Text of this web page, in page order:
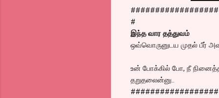
#
இந்த வார தத்துவம்
ஒவ்வொருனுடய முதல் பீர்
உன் போக்கில் போ, நீ
தறுதலைன்னு..